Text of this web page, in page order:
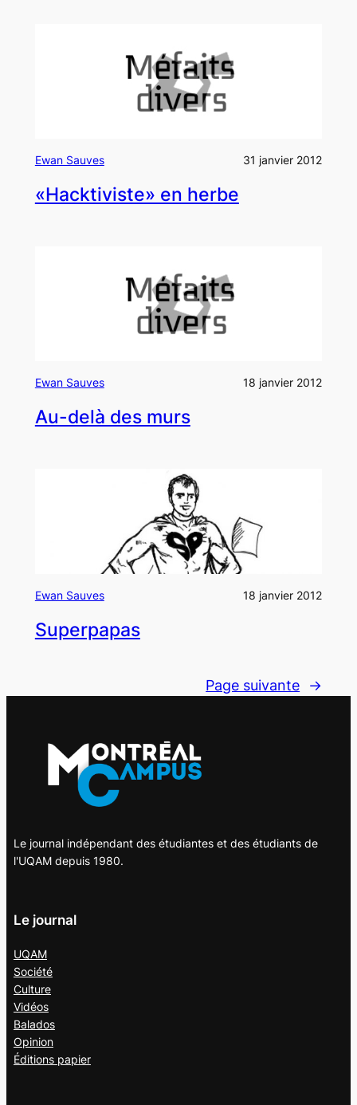
Ewan Sauves 31 janvier 2012
«Hacktiviste» en herbe
Ewan Sauves 18 janvier 2012
Au-delà des murs
Ewan Sauves 18 janvier 2012
Superpapas
Page suivante →
Le journal indépendant des étudiantes et des étudiants de
l'UQAM depuis 1980.
Le journal
UQAM
Société
Culture
Vidéos
Balados
Opinion
Éditions papier